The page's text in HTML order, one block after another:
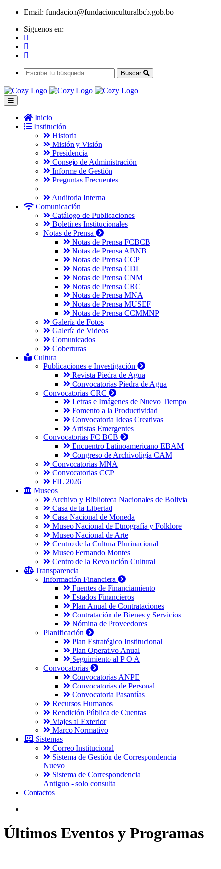
Email: fundacion@fundacionculturalbcb.gob.bo
Siguenos en:
Buscar
Inicio
Institución
Historia
Misión y Visión
Presidencia
Consejo de Administración
Informe de Gestión
Preguntas Frecuentes
Auditoria Interna
Comunicación
Catálogo de Publicaciones
Boletines Institucionales
Notas de Prensa
Notas de Prensa FCBCB
Notas de Prensa ABNB
Notas de Prensa CCP
Notas de Prensa CDL
Notas de Prensa CNM
Notas de Prensa CRC
Notas de Prensa MNA
Notas de Prensa MUSEF
Notas de Prensa CCMMNP
Galería de Fotos
Galería de Videos
Comunicados
Coberturas
Cultura
Publicaciones e Investigación
Revista Piedra de Agua
Convocatorias Piedra de Agua
Convocatorias CRC
Letras e Imágenes de Nuevo Tiempo
Fomento a la Productividad
Convocatoria Ideas Creativas
Artistas Emergentes
Convocatorias FC BCB
Encuentro Latinoamericano EBAM
Congreso de Archivoligía CAM
Convocatorias MNA
Convocatorias CCP
FIL 2026
Museos
Archivo y Biblioteca Nacionales de Bolivia
Casa de la Libertad
Casa Nacional de Moneda
Museo Nacional de Etnografía y Folklore
Museo Nacional de Arte
Centro de la Cultura Plurinacional
Museo Fernando Montes
Centro de la Revolución Cultural
Transparencia
Información Financiera
Fuentes de Financiamiento
Estados Financieros
Plan Anual de Contrataciones
Contratación de Bienes y Servicios
Nómina de Proveedores
Planificación
Plan Estratégico Institucional
Plan Operativo Anual
Seguimiento al P O A
Convocatorias
Convocatorias ANPE
Convocatorias de Personal
Convocatoria Pasantías
Recursos Humanos
Rendición Pública de Cuentas
Viajes al Exterior
Marco Normativo
Sistemas
Correo Institucional
Sistema de Gestión de Correspondencia
Nuevo
Sistema de Correspondencia
Antiguo - solo consulta
Contactos
Últimos Eventos y Programas